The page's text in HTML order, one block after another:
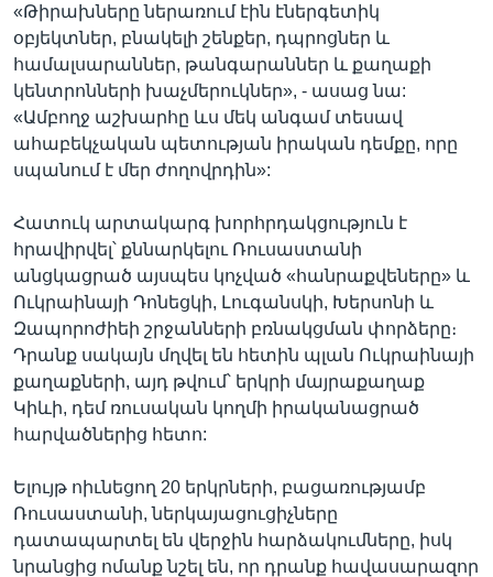
«Թիրախները ներառում էին էներգետիկ
օբյեկտներ, բնակելի շենքեր, դպրոցներ և
համալսարաններ, թանգարաններ և քաղաքի
կենտրոնների խաչմերուկներ», - ասաց նա:
«Ամբողջ աշխարհը ևս մեկ անգամ տեսավ
ահաբեկչական պետության իրական դեմքը, որը
սպանում է մեր ժողովրդին»:
Հատուկ արտակարգ խորհրդակցություն է
հրավիրվել՝ քննարկելու Ռուսաստանի
անցկացրած այսպես կոչված «հանրաքվեները» և
Ուկրաինայի Դոնեցկի, Լուգանսկի, Խերսոնի և
Զապորոժիեի շրջանների բռնակցման փորձերը։
Դրանք սակայն մղվել են հետին պլան Ուկրաինայի
քաղաքների, այդ թվում՝ երկրի մայրաքաղաք
Կիևի, դեմ ռուսական կողմի իրականացրած
հարվածներից հետո:
Ելույթ ոիւնեցող 20 երկրների, բացառությամբ
Ռուսաստանի, ներկայացուցիչները
դատապարտել են վերջին հարձակումները, իսկ
նրանցից ոմանք նշել են, որ դրանք հավասարազոր